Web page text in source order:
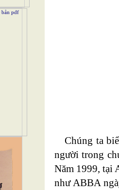
Chúng ta
người trong
Năm 1999, tại
như ABBA